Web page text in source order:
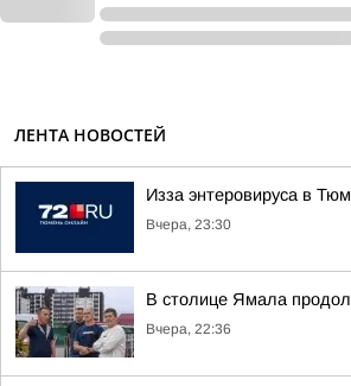
ЛЕНТА НОВОСТЕЙ
Изза энтеровируса в
Вчера, 23:30
В столице Ямала
Вчера, 22:36